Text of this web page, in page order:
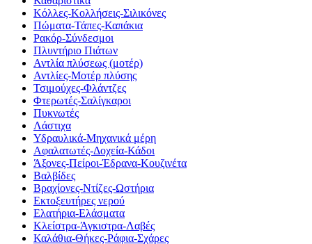
Κόλλες-Κολλήσεις-Σιλικόνες
Πώματα-Τάπες-Καπάκια
Ρακόρ-Σύνδεσμοι
Πλυντήριο Πιάτων
Αντλία πλύσεως (μοτέρ)
Αντλίες-Μοτέρ πλύσης
Τσιμούχες-Φλάντζες
Φτερωτές-Σαλίγκαροι
Πυκνωτές
Λάστιχα
Υδραυλικά-Mηχανικά μέρη
Αφαλατωτές-Δοχεία-Κάδοι
Άξονες-Πείροι-Έδρανα-Κουζινέτα
Βαλβίδες
Βραχίονες-Ντίζες-Ωστήρια
Εκτοξευτήρες νερού
Ελατήρια-Ελάσματα
Κλείστρα-Άγκιστρα-Λαβές
Καλάθια-Θήκες-Ράφια-Σχάρες